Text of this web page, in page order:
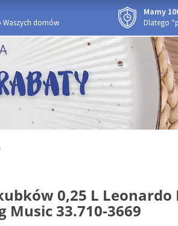
Waszych domów
Mamy
Dlatego
0,25 L Leonardo
Music 33.710-3669